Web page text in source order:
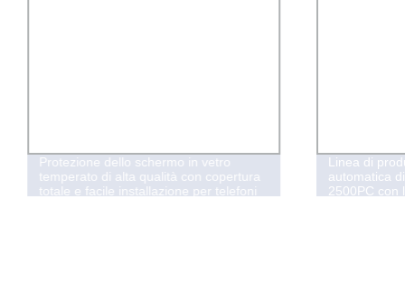
Protezione dello schermo in vetro
temperato di alta qualità con copertura
totale e facile installazione per telefoni
Linea di
automatica
2500PC con